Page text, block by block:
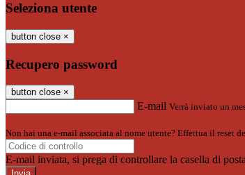
Seleziona utente
button close ×
Recupero password
button close ×
E-mail Verrà inviato un
Non hai una e-mail associata al nome utente? Effettua il reset
E-mail inviata, si prega di controllare la casella di